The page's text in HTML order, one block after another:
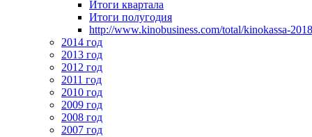
Итоги квартала
Итоги полугодия
http://www.kinobusiness.com/total/kinokassa-
2014 год
2013 год
2012 год
2011 год
2010 год
2009 год
2008 год
2007 год